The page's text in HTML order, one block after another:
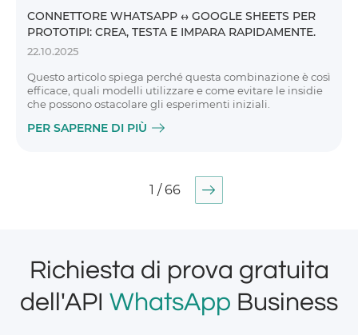
CONNETTORE WHATSAPP ↔ GOOGLE SHEETS PER
PROTOTIPI: CREA, TESTA E IMPARA RAPIDAMENTE.
22.10.2025
Questo articolo spiega perché questa combinazione è così
efficace, quali modelli utilizzare e come evitare le insidie ​​
che possono ostacolare gli esperimenti iniziali.
PER SAPERNE DI PIÙ
1 / 66
Richiesta di prova gratuita
dell'API WhatsApp Business